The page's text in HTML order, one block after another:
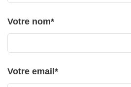
Votre nom*
Votre email *